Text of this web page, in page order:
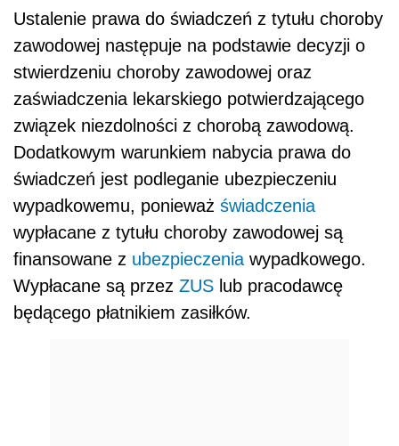
Ustalenie prawa do świadczeń z tytułu choroby
zawodowej następuje na podstawie decyzji o
stwierdzeniu choroby zawodowej oraz
zaświadczenia lekarskiego potwierdzającego
związek niezdolności z chorobą zawodową.
Dodatkowym warunkiem nabycia prawa do
świadczeń jest podleganie ubezpieczeniu
wypadkowemu, ponieważ świadczenia
wypłacane z tytułu choroby zawodowej są
finansowane z ubezpieczeniawypadkowego.
Wypłacane są przez ZUS lub pracodawcę
będącego płatnikiem zasiłków.